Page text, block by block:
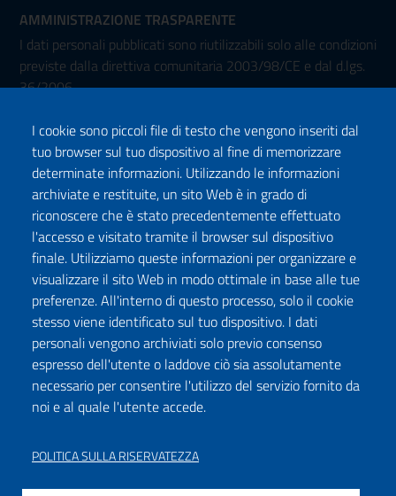
AMMINISTRAZIONE TRASPARENTE
I dati personali pubblicati sono riutilizzabili solo alle condizioni
previste dalla direttiva comunitaria 2003/98/CE e dal d.lgs.
36/2006
Seguici su:
FacebookTwitter InstagramYoutubeTikTok Podcast
ISCRIVITI ALLA NEWSLETTER
DICHIARAZIONE DI ACCESSIBILITÀ
PRIVACY POLICY
NOTE LEGALI
I cookie sono piccoli file di testo che vengono inseriti dal
tuo browser sul tuo dispositivo al fine di memorizzare
determinate informazioni. Utilizzando le informazioni
archiviate e restituite, un sito Web è in grado di
riconoscere che è stato precedentemente effettuato
l'accesso e visitato tramite il browser sul dispositivo
finale. Utilizziamo queste informazioni per organizzare e
visualizzare il sito Web in modo ottimale in base alle tue
preferenze. All'interno di questo processo, solo il cookie
stesso viene identificato sul tuo dispositivo. I dati
personali vengono archiviati solo previo consenso
espresso dell'utente o laddove ciò sia assolutamente
necessario per consentire l'utilizzo del servizio fornito da
noi e al quale l'utente accede.
POLITICA SULLA RISERVATEZZA